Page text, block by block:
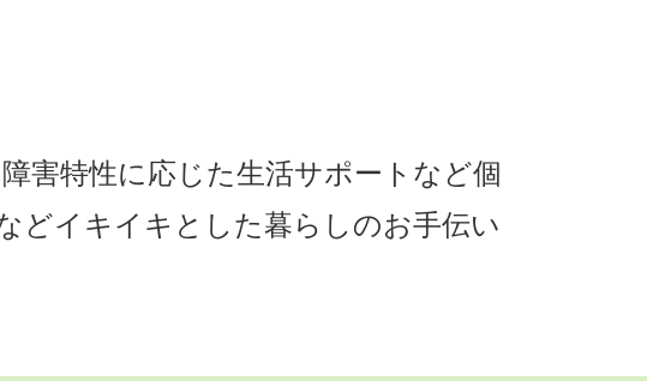
害特性に応じた生活サポートなど個
どイキイキとした暮らしのお手伝い